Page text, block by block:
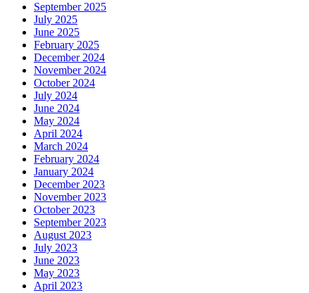
September 2025
July 2025
June 2025
February 2025
December 2024
November 2024
October 2024
July 2024
June 2024
May 2024
April 2024
March 2024
February 2024
January 2024
December 2023
November 2023
October 2023
September 2023
August 2023
July 2023
June 2023
May 2023
April 2023